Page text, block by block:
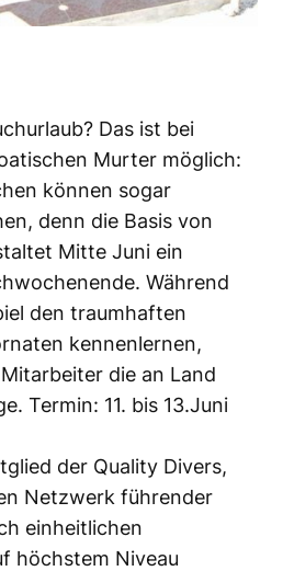
Das ist bei
Murter möglich:
können sogar
denn die Basis von
Mitte Juni ein
Während
den traumhaften
kennenlernen,
die an Land
Termin: 11. bis 13.Juni
der Quality Divers,
Netzwerk führender
einheitlichen
höchstem Niveau